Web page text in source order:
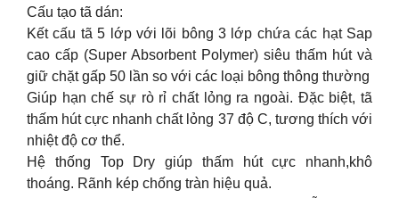
Cấu tạo tã dán:
Kết cấu tã 5 lớp với lõi bông 3 lớp chứa các hạt Sap
cao cấp (Super Absorbent Polymer) siêu thấm hút và
giữ chặt gấp 50 lần so với các loại bông thông thường
Giúp hạn chế sự rò rỉ chất lỏng ra ngoài. Đặc biệt, tã
thấm hút cực nhanh chất lỏng 37 độ C, tương thích với
nhiệt độ cơ thể.
Hệ thống Top Dry giúp thấm hút cực nhanh,khô
thoáng. Rãnh kép chống tràn hiệu quả.